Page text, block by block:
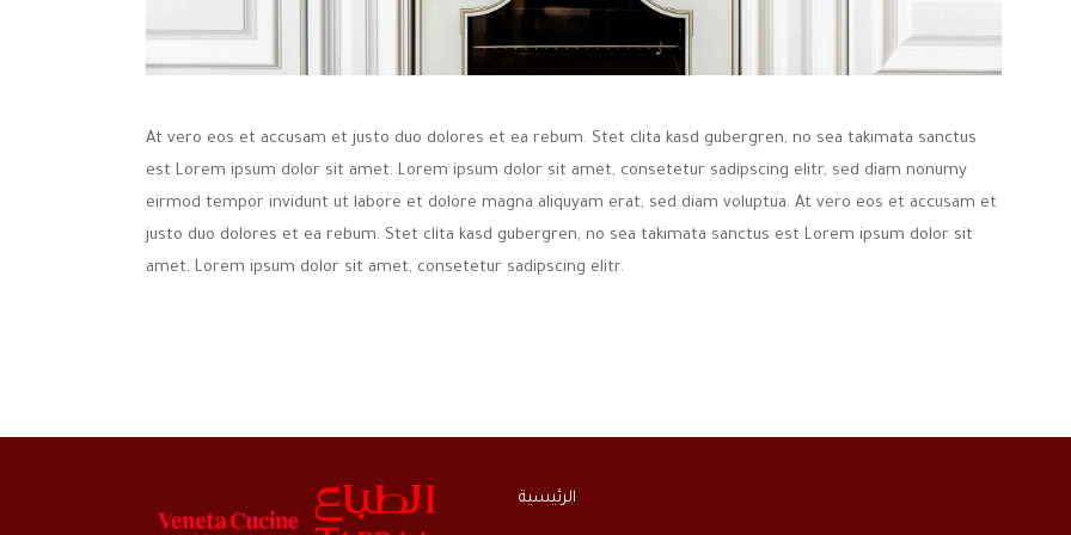
At vero eos et accusam et justo duo dolores et ea rebum. Stet clita kasd gubergren, no sea takimata sanctus
est Lorem ipsum dolor sit amet. Lorem ipsum dolor sit amet, consetetur sadipscing elitr, sed diam nonumy
eirmod tempor invidunt ut labore et dolore magna aliquyam erat, sed diam voluptua. At vero eos et accusam et
justo duo dolores et ea rebum. Stet clita kasd gubergren, no sea takimata sanctus est Lorem ipsum dolor sit
amet. Lorem ipsum dolor sit amet, consetetur sadipscing elitr.
الرئيسية